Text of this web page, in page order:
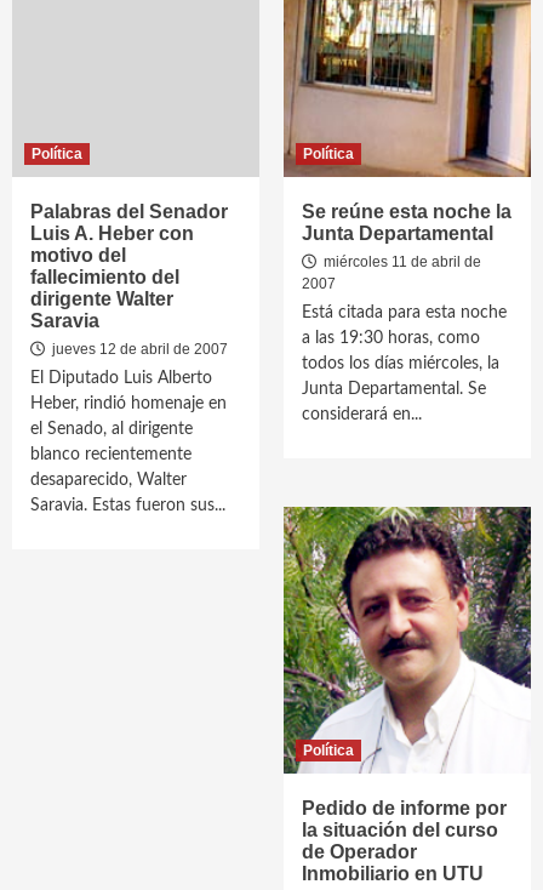
Política
Palabras del Senador
Luis A. Heber con
motivo del
fallecimiento del
dirigente Walter
Saravia
jueves 12 de abril de 2007
El Diputado Luis Alberto
Heber, rindió homenaje en
el Senado, al dirigente
blanco recientemente
desaparecido, Walter
Saravia. Estas fueron sus...
Política
Se reúne esta noche la
Junta Departamental
miércoles 11 de abril de
2007
Está citada para esta noche
a las 19:30 horas, como
todos los días miércoles, la
Junta Departamental. Se
considerará en...
Política
Pedido de informe por
la situación del curso
de Operador
Inmobiliario en UTU